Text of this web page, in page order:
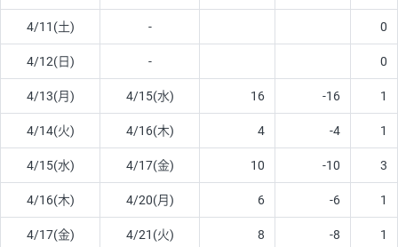
4/11(土) - 0
4/12(日) - 0
4/13(月) 4/15(水) 16 -16 1
4/14(火) 4/16(木) 4 -4 1
4/15(水) 4/17(金) 10 -10 3
4/16(木) 4/20(月) 6 -6 1
4/17(金) 4/21(火) 8 -8 1